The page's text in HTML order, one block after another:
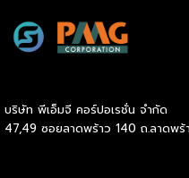
7-Eleven, CJ MORE,
Bangchak โดยร้านมีขนาดที่
รสชาติมาตรฐานจากครัวกลา
แบบ Real Time และเพิ่มช่อ
บริษัท พีเอ็มจี คอร์ปอเรชั่น จำกัด
47,49 ซอยลาดพร้าว 140 ถ.ลาดพ